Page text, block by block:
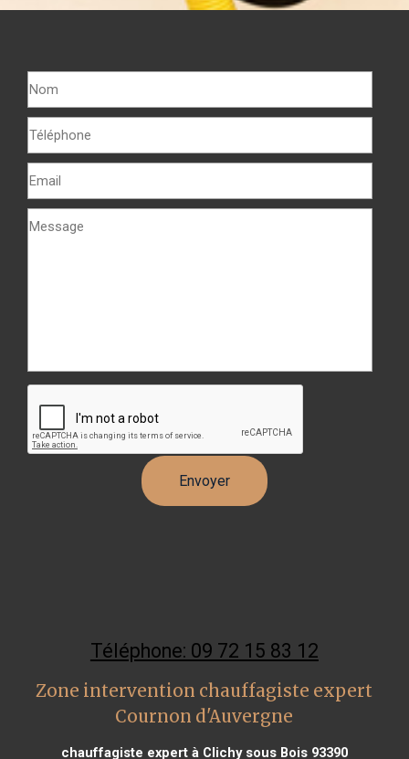
Téléphone: 09 72 15 83 12
Zone intervention chauffagiste expert
Cournon d'Auvergne
chauffagiste expert à Clichy sous Bois 93390